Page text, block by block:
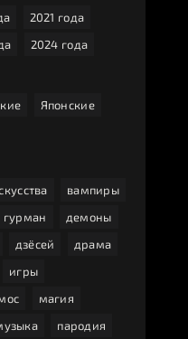
2021 года
2024 года
Японские
вампиры
гурман
демоны
дзёсей
драма
игры
магия
пародия